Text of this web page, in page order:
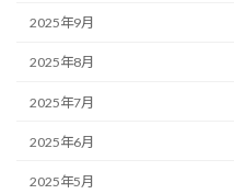
2025年9月
2025年8月
2025年7月
2025年6月
2025年5月